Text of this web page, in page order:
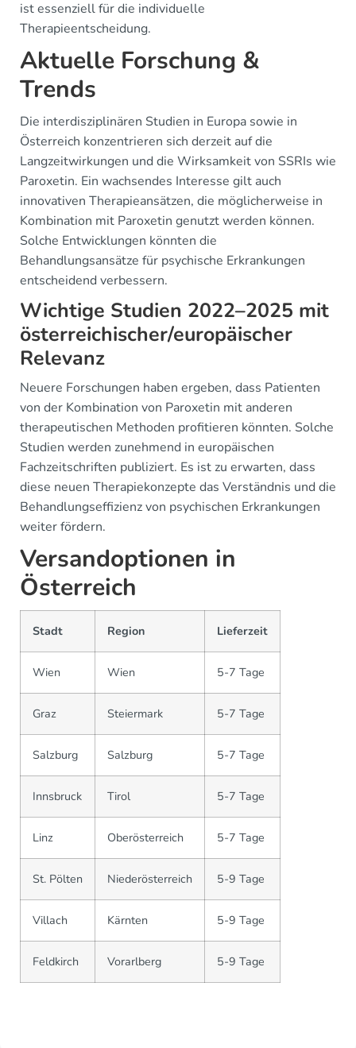
ist essenziell für die individuelle
Therapieentscheidung.
Aktuelle Forschung &
Trends
Die interdisziplinären Studien in Europa sowie in
Österreich konzentrieren sich derzeit auf die
Langzeitwirkungen und die Wirksamkeit von SSRIs wie
Paroxetin. Ein wachsendes Interesse gilt auch
innovativen Therapieansätzen, die möglicherweise in
Kombination mit Paroxetin genutzt werden können.
Solche Entwicklungen könnten die
Behandlungsansätze für psychische Erkrankungen
entscheidend verbessern.
Wichtige Studien 2022–2025 mit
österreichischer/europäischer
Relevanz
Neuere Forschungen haben ergeben, dass Patienten
von der Kombination von Paroxetin mit anderen
therapeutischen Methoden profitieren könnten. Solche
Studien werden zunehmend in europäischen
Fachzeitschriften publiziert. Es ist zu erwarten, dass
diese neuen Therapiekonzepte das Verständnis und die
Behandlungseffizienz von psychischen Erkrankungen
weiter fördern.
Versandoptionen in
Österreich
Stadt Region Lieferzeit
Wien Wien 5-7 Tage
Graz Steiermark 5-7 Tage
Salzburg Salzburg 5-7 Tage
Innsbruck Tirol 5-7 Tage
Linz Oberösterreich 5-7 Tage
St. Pölten Niederösterreich 5-9 Tage
Villach Kärnten 5-9 Tage
Feldkirch Vorarlberg 5-9 Tage